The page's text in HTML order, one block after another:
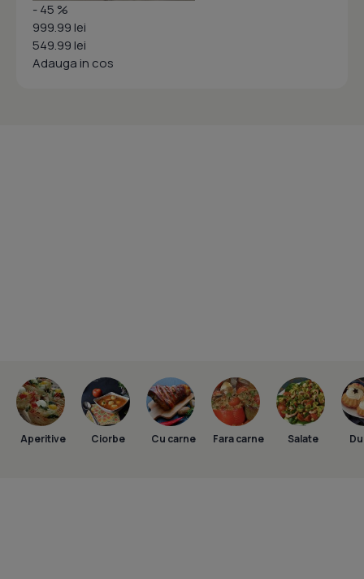
- 45 %
999.99 lei
549.99 lei
Adauga in cos
Aperitive Ciorbe Cu carne Fara carne Salate